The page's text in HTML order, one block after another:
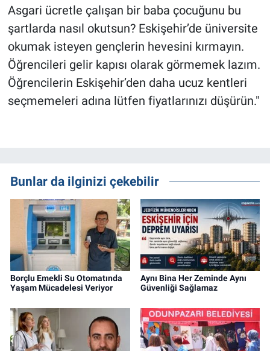
Asgari ücretle çalışan bir baba çocuğunu bu
şartlarda nasıl okutsun? Eskişehir’de üniversite
okumak isteyen gençlerin hevesini kırmayın.
Öğrencileri gelir kapısı olarak görmemek lazım.
Öğrencilerin Eskişehir’den daha ucuz kentleri
seçmemeleri adına lütfen fiyatlarınızı düşürün."
Bunlar da ilginizi çekebilir
Borçlu Emekli Su Otomatında
Yaşam Mücadelesi Veriyor
Aynı Bina Her Zeminde Aynı
Güvenliği Sağlamaz